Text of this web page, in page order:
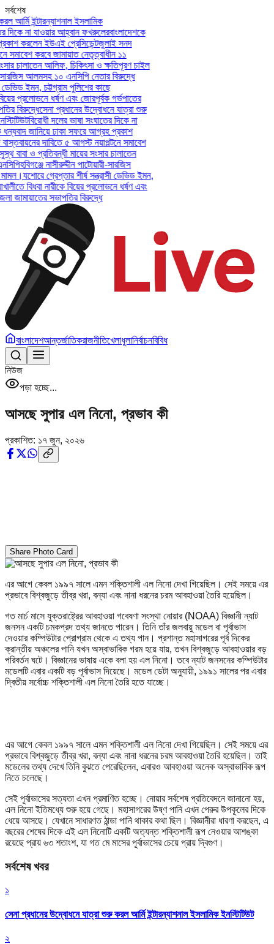
সর্বশেষ
ইন্টারন্যাশনাল ইসলামিক
দিকে না যাওয়ার আহ্বান ফখরুলেরবাংলাদেশকে
করলেন ইউএই প্রেসিডেন্টজুলাই সনদ
করবে জামায়াত নেতৃত্বাধীন ১১
চালাতেন আলিফ, চিকিৎসা ও ক্ষতিপূরণ চাইল
আলমসহ ১০ এনসিপি নেতার বিরুদ্ধে
ইমন, চট্টগ্রাম পুলিশের কাছে
প্রলোভনে ধর্ষণ এবং জোরপূর্বক গর্ভপাতের
বিরুদ্ধেসেনা প্রধানের উদ্বোধনে যাত্রা শুরু
বিরোধী দলের ভাষা সংঘাতের দিকে না
জানিয়ে ঢাকা সফরে আগ্রহ প্রকাশ
দাবিতে ৫ আগস্ট নয়াপল্টনে সমাবেশ
বাবা ও প্রতিবন্ধী মায়ের সংসার চালাতেন
হবিগঞ্জে নাসীরুদ্দীন পাটোয়ারী-সারজিস
যশোরে গ্রেপ্তার শীর্ষ সন্ত্রাসী ডেভিড ইমন,
বিধবা নারীকে বিয়ের প্রলোভনে ধর্ষণ এবং
সভাপতির বিরুদ্ধে
বাংলাদেশআন্তর্জাতিকরাজনীতিখেলাধুলানির্বাচনবিবিধ
নিউজ
পড়া হচ্ছে...
আসছে সুপার এল নিনো, প্রভাব কী
প্রকাশিত: ১৭ জুন, ২০২৬
Share Photo Card
এর আগে কেবল ১৯৯৭ সালে এমন শক্তিশালী এল নিনো দেখা গিয়েছিল। সেই সময়ে এর
প্রভাবে বিশ্বজুড়ে তীব্র খরা, বন্যা এবং নানা ধরনের চরম আবহাওয়া তৈরি হয়েছিল।
গত মার্চ মাসে যুক্তরাষ্ট্রের আবহাওয়া গবেষণা সংস্থা নোয়ার (NOAA) বিজ্ঞানী ন্যাট
জনসন একটি চমকপ্রদ তথ্য জানতে পারেন। তিনি তাঁর জলবায়ু মডেল বা পূর্বাভাস
দেওয়ার কম্পিউটার প্রোগ্রাম থেকে এ তথ্য পান। প্রশান্ত মহাসাগরের পূর্ব দিকের
ক্রান্তীয় অঞ্চলের পানি যখন অস্বাভাবিক গরম হয়ে যায়, তখন বিশ্বজুড়ে আবহাওয়ার বড়
পরিবর্তন ঘটে। বিজ্ঞানের ভাষায় একে বলা হয় এল নিনো। তবে ন্যাট জনসনের কম্পিউটার
মডেলটি এবার একটি বড় পূর্বাভাস দিয়েছে। মডেল ডেটা অনুযায়ী, ১৯৯১ সালের পর এবার
দ্বিতীয় সর্বোচ্চ শক্তিশালী এল নিনো তৈরি হতে যাচ্ছে।
এর আগে কেবল ১৯৯৭ সালে এমন শক্তিশালী এল নিনো দেখা গিয়েছিল। সেই সময়ে এর
প্রভাবে বিশ্বজুড়ে তীব্র খরা, বন্যা এবং নানা ধরনের চরম আবহাওয়া তৈরি হয়েছিল। তাই
মডেলের তথ্য দেখে তিনি বুঝতে পেরেছিলেন, এবারও আবহাওয়া অনেক অস্বাভাবিক রূপ
নিতে চলেছে।
সেই পূর্বাভাসের সত্যতা এখন প্রমাণিত হচ্ছে। নোয়ার সর্বশেষ প্রতিবেদনে জানানো হয়,
এল নিনো ইতিমধ্যে শুরু হয়ে গেছে। মহাসাগরের উষ্ণ পানি এখন পেরুর উপকূলের দিকে
ধেয়ে আসছে। যেখানে সাধারণত ঠান্ডা পানি থাকার কথা ছিল। বিজ্ঞানীরা ধারণা করছেন, এ
বছরের শেষের দিকে এই এল নিনোটি একটি অত্যন্ত শক্তিশালী রূপ নেওয়ার আশঙ্কা
রয়েছে প্রায় ৬৩ শতাংশ, যা গত মে মাসের পূর্বাভাসের চেয়ে প্রায় দ্বিগুণ।
সর্বশেষ খবর
১
সেনা প্রধানের উদ্বোধনে যাত্রা শুরু করল আর্মি ইন্টারন্যাশনাল ইসলামিক ইনস্টিটিউট
২